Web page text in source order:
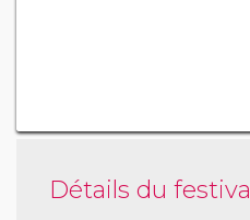
Détails du festival